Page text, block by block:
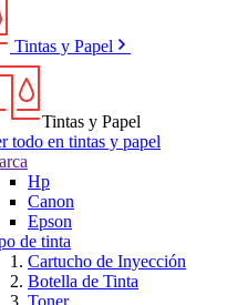
Tintas y Papel
Tintas y Papel
todo en tintas y papel
Hp
Canon
Epson
de tinta
Cartucho de Inyección
Botella de Tinta
Toner